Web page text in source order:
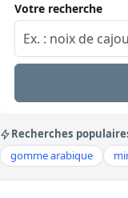
Votre recherche
Recherches
gomme arabique